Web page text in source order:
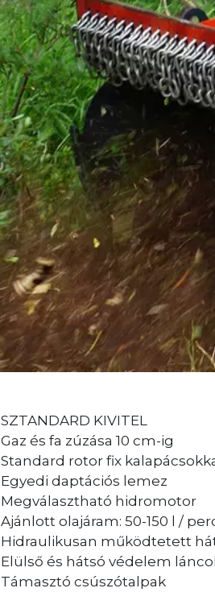
SZTANDARD KIVITEL
Gaz és fa zúzása 10 cm-ig
Standard rotor fix
Egyedi daptációs lemez
Megválasztható hidromotor
Ajánlott olajáram: 50-150 l /
Hidraulikusan működtetett
Elülső és hátsó védelem
Támasztó csúszótalpak